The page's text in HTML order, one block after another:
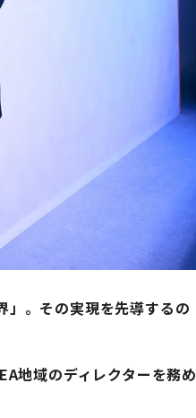
」。その実現を先導するの
地域のディレクターを務め